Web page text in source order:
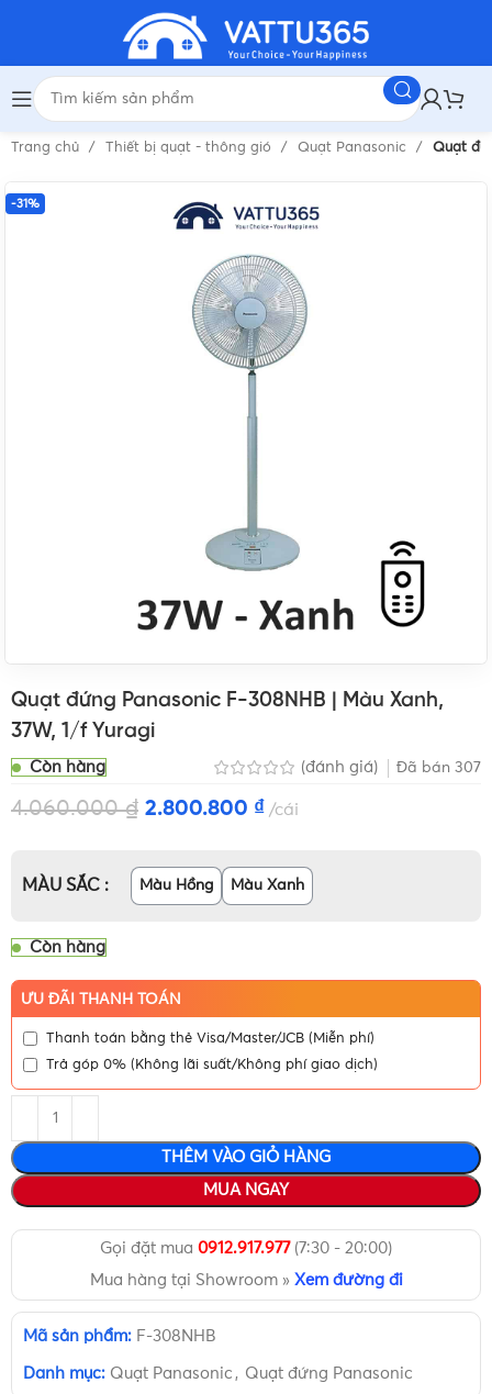
Trang chủ Thiết bị quạt - thông gió Quạt Panasonic Quạt
-31%
Quạt đứng Panasonic F-308NHB | Màu Xanh,
37W, 1/f Yuragi
Còn hàng (đánh giá) Đã bán 307
4.060.000₫ 2.800.800 ₫ cái
MÀU SẮC Màu Hồng Màu Xanh
Còn hàng
ƯU ĐÃI THANH TOÁN
Thanh toán bằng thẻ Visa/Master/JCB (Miễn phí)
Trả góp 0% (Không lãi suất/Không phí giao dịch)
THÊM VÀO GIỎ HÀNG
MUA NGAY
Gọi đặt mua 0912.917.977(7:30 - 20:00)
Mua hàng tại Showroom » Xem đường đi
Mã sản phẩm: F-308NHB
Danh mục: Quạt Panasonic , Quạt đứng Panasonic